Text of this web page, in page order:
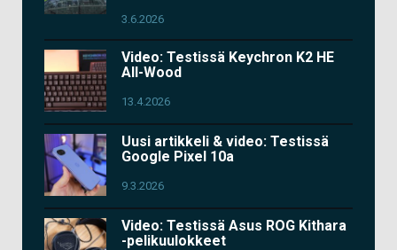
3.6.2026
Video: Testissä Keychron K2 HE
All-Wood
13.4.2026
Uusi artikkeli & video: Testissä
Google Pixel 10a
9.3.2026
Video: Testissä Asus ROG Kithara
-pelikuulokkeet